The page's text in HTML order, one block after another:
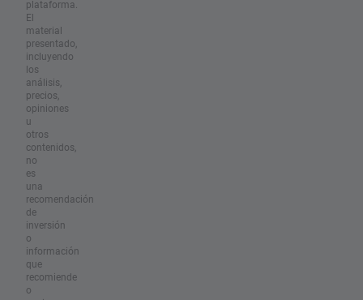
plataforma.
El
material
presentado,
incluyendo
los
análisis,
precios,
opiniones
u
otros
contenidos,
no
es
una
recomendación
de
inversión
o
información
que
recomiende
o